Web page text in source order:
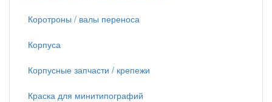
Коротроны / валы переноса
Корпуса
Корпусные запчасти / крепежи
Краска для минитипографий